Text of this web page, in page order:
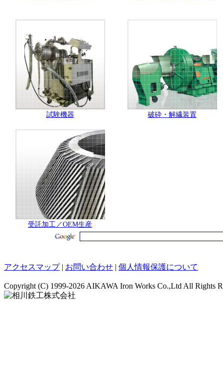
試験機器 破砕・解繊装置
受託加工／OEM生産
アクセスマップ| お問い合わせ | 個人情報保護について
Copyright (C) 1999-2026 AIKAWA Iron Works Co.,Ltd All Rights